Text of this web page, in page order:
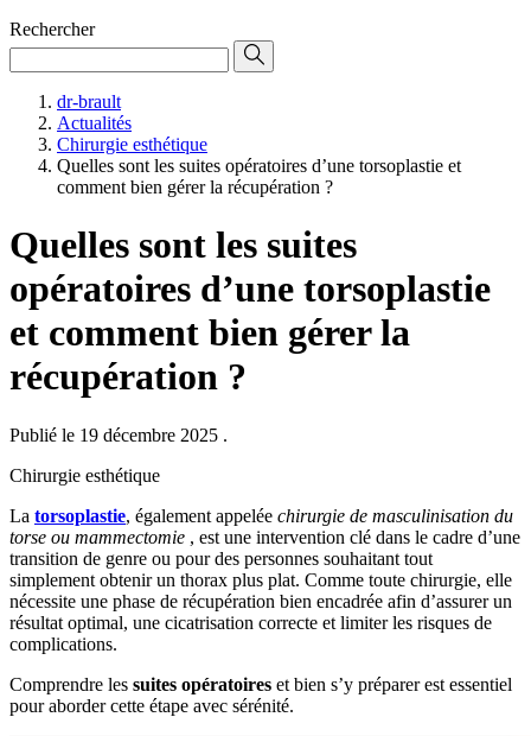
Rechercher
dr-brault
Actualités
Chirurgie esthétique
Quelles sont les suites opératoires d’une torsoplastie et
comment bien gérer la récupération ?
Quelles sont les suites
opératoires d’une torsoplastie
et comment bien gérer la
récupération ?
Publié le 19 décembre 2025 .
Chirurgie esthétique
La torsoplastie, également appelée chirurgie de masculinisation du
torse ou mammectomie , est une intervention clé dans le cadre d’une
transition de genre ou pour des personnes souhaitant tout
simplement obtenir un thorax plus plat. Comme toute chirurgie, elle
nécessite une phase de récupération bien encadrée afin d’assurer un
résultat optimal, une cicatrisation correcte et limiter les risques de
complications.
Comprendre les suites opératoires et bien s’y préparer est essentiel
pour aborder cette étape avec sérénité.